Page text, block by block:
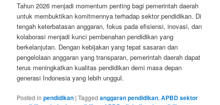
Tahun 2026 menjadi momentum penting bagi pemerintah daerah
untuk membuktikan komitmennya terhadap sektor pendidikan. Di
tengah keterbatasan anggaran, fokus pada efisiensi, inovasi, dan
kolaborasi menjadi kunci pembenahan pendidikan yang
berkelanjutan. Dengan kebijakan yang tepat sasaran dan
pengelolaan anggaran yang transparan, pemerintah daerah dapat
terus meningkatkan kualitas pendidikan demi masa depan
generasi Indonesia yang lebih unggul.
Posted in pendidikan |Tagged anggaran pendidikan,APBD sektor